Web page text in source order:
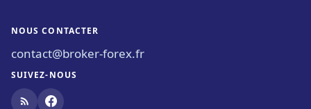
NOUS CONTACTER
contact@broker-forex.fr
SUIVEZ-NOUS